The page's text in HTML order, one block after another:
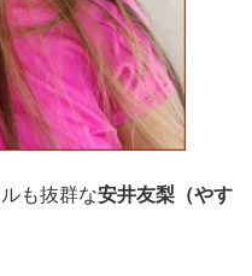
も抜群な安井友梨（やす